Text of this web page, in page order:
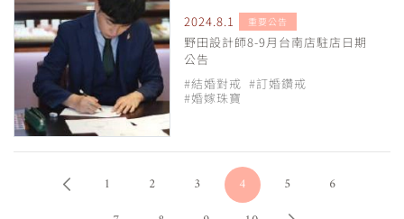
2024.8.1 重要公告
野田設計師8-9月台南店駐店日期
公告
#結婚對戒 #訂婚鑽戒
#婚嫁珠寶
1 2 3 4 5
6